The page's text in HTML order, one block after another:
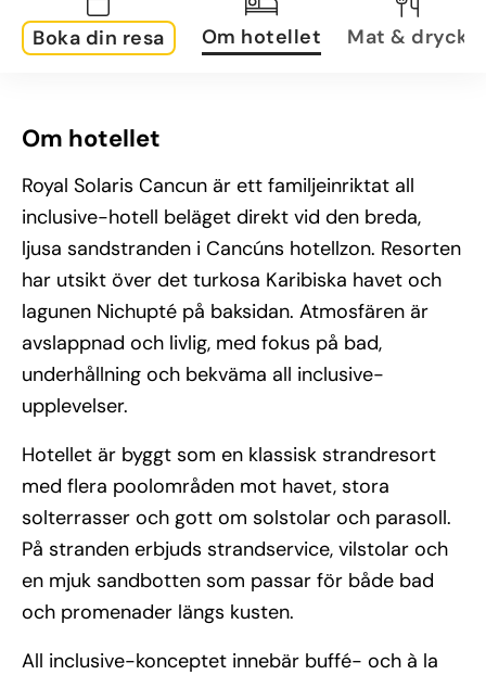
Boka din resa Om hotellet Mat & dryck
Om hotellet
Royal Solaris Cancun är ett familjeinriktat all
inclusive-hotell beläget direkt vid den breda,
ljusa sandstranden i Cancúns hotellzon. Resorten
har utsikt över det turkosa Karibiska havet och
lagunen Nichupté på baksidan. Atmosfären är
avslappnad och livlig, med fokus på bad,
underhållning och bekväma all inclusive-
upplevelser.
Hotellet är byggt som en klassisk strandresort
med flera poolområden mot havet, stora
solterrasser och gott om solstolar och parasoll.
På stranden erbjuds strandservice, vilstolar och
en mjuk sandbotten som passar för både bad
och promenader längs kusten.
All inclusive-konceptet innebär buffé- och à la